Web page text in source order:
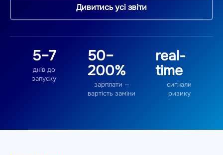
Дивитись усі звіти
5–7
днів до
запуску
50–
200%
зарплати —
вартість заміни
real-
time
сигнали
ризику